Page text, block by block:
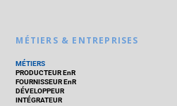
MÉTIERS & ENTREPRISES
MÉTIERS
PRODUCTEUR EnR
FOURNISSEUR EnR
DÉVELOPPEUR
INTÉGRATEUR